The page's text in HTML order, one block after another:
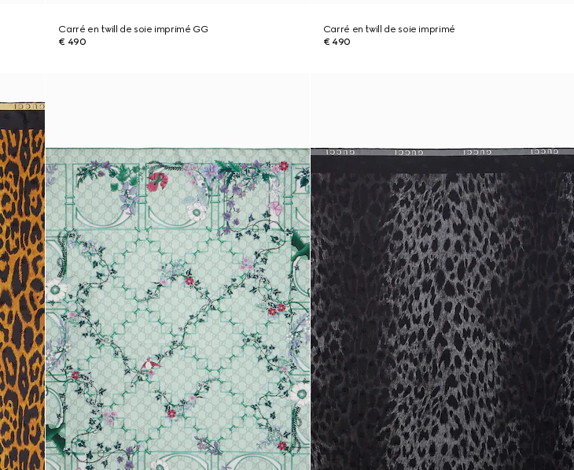
Carré en twill de soie imprimé GG
€ 490
Carré en twill de soie imprimé
€ 490